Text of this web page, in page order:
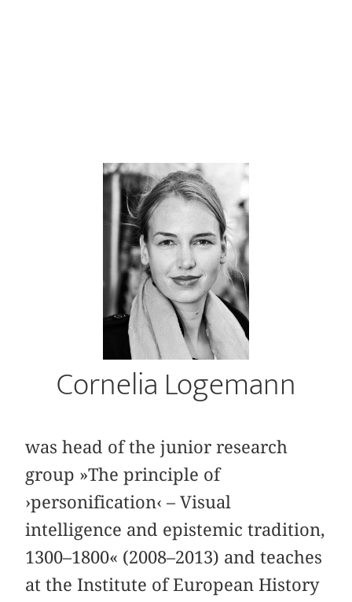
Cornelia Logemann
was head of the junior research
group »The principle of
›personification‹ – Visual
intelligence and epistemic tradition,
1300–1800« (2008–2013) and teaches
at the Institute of European History